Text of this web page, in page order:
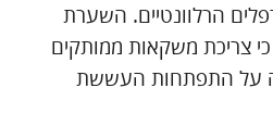
הרלוונטיים. השערת
צריכת משקאות ממותקים
על התפתחות העששת